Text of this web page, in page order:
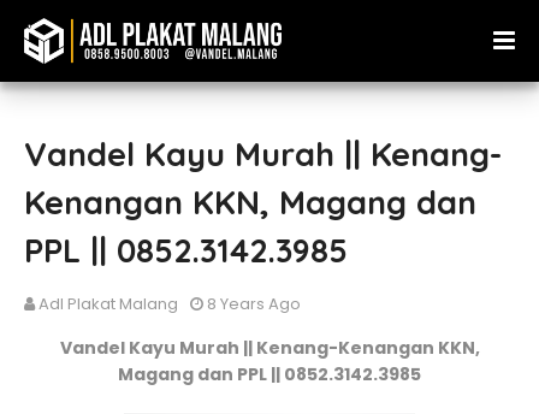
Vandel Kayu Murah || Kenang-
Kenangan KKN, Magang dan
PPL || 0852.3142.3985
Adl Plakat Malang 8 Years Ago
Vandel Kayu Murah || Kenang-Kenangan KKN,
Magang dan PPL || 0852.3142.3985